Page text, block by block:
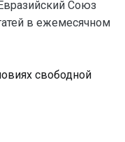
Союз
в ежемесячном
свободной